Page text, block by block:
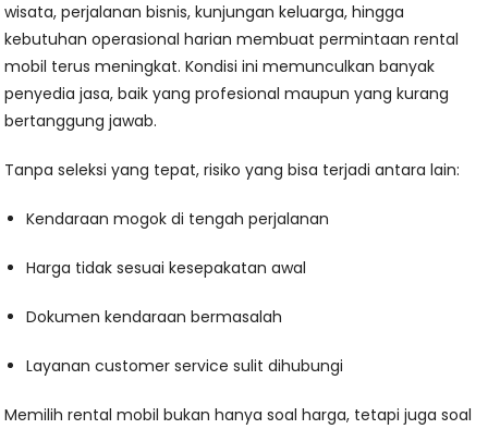
wisata, perjalanan bisnis, kunjungan keluarga, hingga
kebutuhan operasional harian membuat permintaan rental
mobil terus meningkat. Kondisi ini memunculkan banyak
penyedia jasa, baik yang profesional maupun yang kurang
bertanggung jawab.
Tanpa seleksi yang tepat, risiko yang bisa terjadi antara lain:
Kendaraan mogok di tengah perjalanan
Harga tidak sesuai kesepakatan awal
Dokumen kendaraan bermasalah
Layanan customer service sulit dihubungi
Memilih rental mobil bukan hanya soal harga, tetapi juga soal